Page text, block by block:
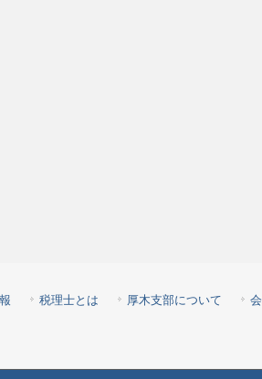
税理士とは 厚木支部について